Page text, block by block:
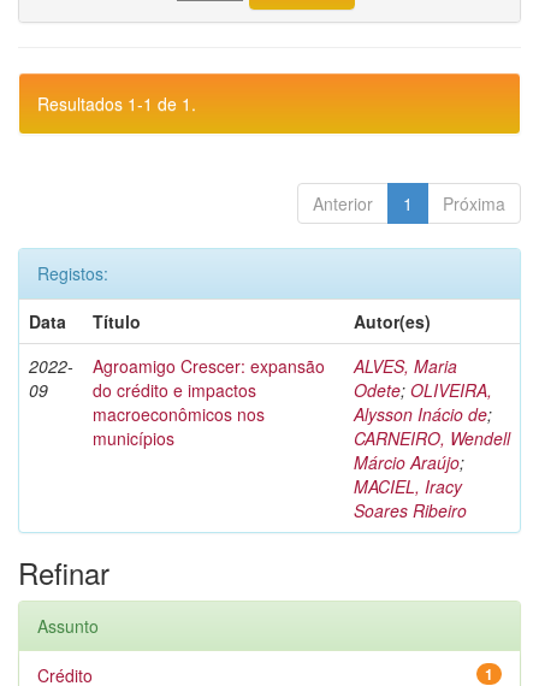
Resultados 1-1 de 1.
Anterior 1 Próxima
Registos:
Data
Título
Autor(es)
2022-
09
Agroamigo Crescer: expansão
do crédito e impactos
macroeconômicos nos
municípios
ALVES, Maria
Odete; OLIVEIRA,
Alysson Inácio de;
CARNEIRO, Wendell
Márcio Araújo;
MACIEL, Iracy
Soares Ribeiro
Refinar
Assunto
1
Crédito